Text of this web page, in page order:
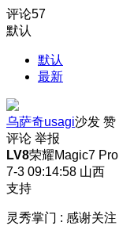
评论57
默认
默认
最新
乌萨奇usagi沙发 赞
评论 举报
LV8荣耀Magic7 Pro
7-3 09:14:58 山西
支持
灵秀掌门 : 感谢关注